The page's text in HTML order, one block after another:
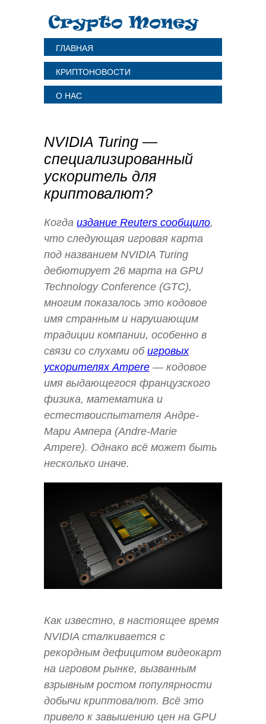
ГЛАВНАЯ
КРИПТОНОВОСТИ
О НАС
NVIDIA Turing —
специализированный
ускоритель для
криптовалют?
Когда издание Reuters сообщило,
что следующая игровая карта
под названием NVIDIA Turing
дебютирует 26 марта на GPU
Technology Conference (GTC),
многим показалось это кодовое
имя странным и нарушающим
традиции компании, особенно в
связи со слухами об игровых
ускорителях Ampere — кодовое
имя выдающегося французского
физика, математика и
естествоиспытателя Андре-
Мари Ампера (Andre-Marie
Ampere). Однако всё может быть
несколько иначе.
Как известно, в настоящее время
NVIDIA сталкивается с
рекордным дефицитом видеокарт
на игровом рынке, вызванным
взрывным ростом популярности
добычи криптовалют. Всё это
привело к завышению цен на GPU